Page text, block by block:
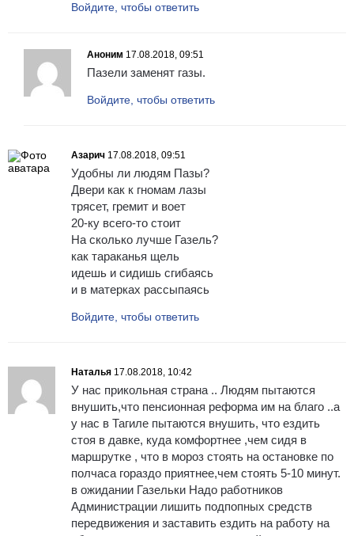
Войдите, чтобы ответить
Аноним 17.08.2018, 09:51
Пазели заменят газы.
Войдите, чтобы ответить
Азарич 17.08.2018, 09:51
Удобны ли людям Пазы?
Двери как к гномам лазы
трясет, гремит и воет
20-ку всего-то стоит
На сколько лучше Газель?
как тараканья щель
идешь и сидишь сгибаясь
и в матерках рассыпаясь
Войдите, чтобы ответить
Наталья 17.08.2018, 10:42
У нас прикольная страна .. Людям пытаются
внушить,что пенсионная реформа им на благо ..а
у нас в Тагиле пытаются внушить, что ездить
стоя в давке, куда комфортнее ,чем сидя в
маршрутке , что в мороз стоять на остановке по
полчаса гораздо приятнее,чем стоять 5-10 минут.
в ожидании Газельки Надо работников
Администрации лишить подпопных средств
передвижения и заставить ездить на работу на